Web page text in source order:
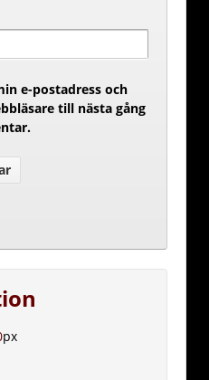
e-postadress och
till nästa gång
px